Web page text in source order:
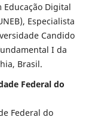
Educação Digital
Especialista
Candido
I da
Brasil.
Federal do
Federal do